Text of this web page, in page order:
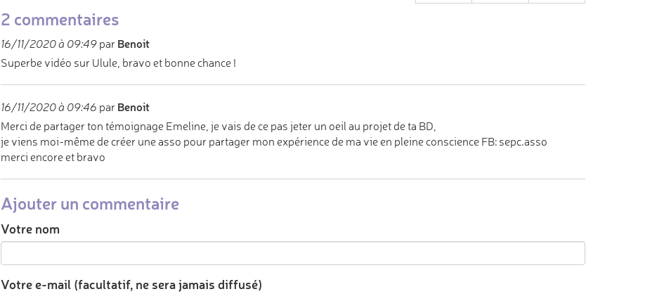
2 commentaires
16/11/2020 à 09:49par Benoit
Superbe vidéo sur Ulule, bravo et bonne chance !
16/11/2020 à 09:46 par Benoit
Merci de partager ton témoignage Emeline, je vais de ce pas jeter un oeil au projet de ta BD,
je viens moi-même de créer une asso pour partager mon expérience de ma vie en pleine conscience FB: sepc.asso
merci encore et bravo
Ajouter un commentaire
Votre nom
Votre e-mail (facultatif, ne sera jamais diffusé)